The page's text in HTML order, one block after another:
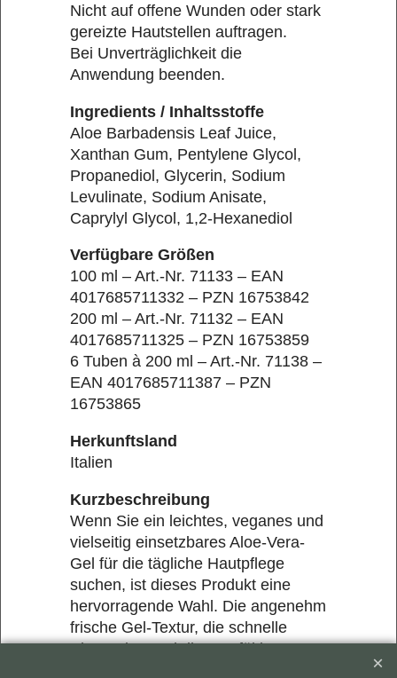
Nicht auf offene Wunden oder stark
gereizte Hautstellen auftragen.
Bei Unverträglichkeit die
Anwendung beenden.
Ingredients / Inhaltsstoffe
Aloe Barbadensis Leaf Juice,
Xanthan Gum, Pentylene Glycol,
Propanediol, Glycerin, Sodium
Levulinate, Sodium Anisate,
Caprylyl Glycol, 1,2-Hexanediol
Verfügbare Größen
100 ml – Art.-Nr. 71133 – EAN
4017685711332 – PZN 16753842
200 ml – Art.-Nr. 71132 – EAN
4017685711325 – PZN 16753859
6 Tuben à 200 ml – Art.-Nr. 71138 –
EAN 4017685711387 – PZN
16753865
Herkunftsland
Italien
Kurzbeschreibung
Wenn Sie ein leichtes, veganes und
vielseitig einsetzbares Aloe-Vera-
Gel für die tägliche Hautpflege
suchen, ist dieses Produkt eine
hervorragende Wahl. Die angenehm
frische Gel-Textur, die schnelle
Absorption und die sorgfältig